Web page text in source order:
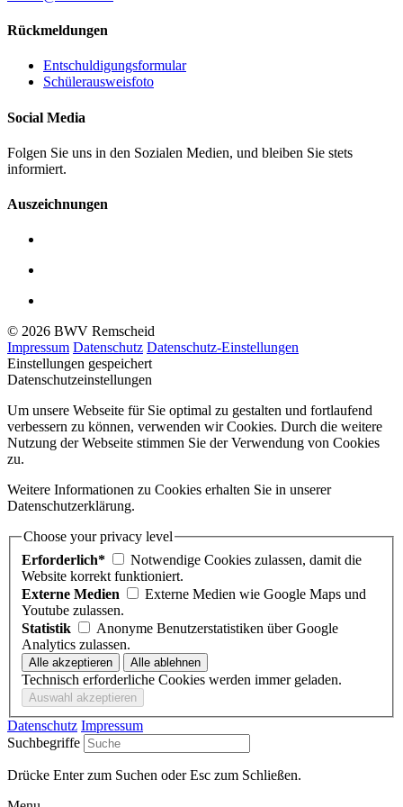
Rückmeldungen
Entschuldigungsformular
Schülerausweisfoto
Social Media
Folgen Sie uns in den Sozialen Medien, und bleiben Sie stets
informiert.
Auszeichnungen
© 2026 BWV Remscheid
Impressum Datenschutz Datenschutz-Einstellungen
Einstellungen gespeichert
Datenschutzeinstellungen
Um unsere Webseite für Sie optimal zu gestalten und fortlaufend
verbessern zu können, verwenden wir Cookies. Durch die weitere
Nutzung der Webseite stimmen Sie der Verwendung von Cookies
zu.
Weitere Informationen zu Cookies erhalten Sie in unserer
Datenschutzerklärung.
Choose your privacy level
Erforderlich*
Notwendige Cookies zulassen, damit die
Website korrekt funktioniert.
Externe Medien
Externe Medien wie Google Maps und
Youtube zulassen.
Statistik
Anonyme Benutzerstatistiken über Google
Analytics zulassen.
Technisch erforderliche Cookies werden immer geladen.
Datenschutz Impressum
Suchbegriffe
Drücke Enter zum Suchen oder Esc zum Schließen.